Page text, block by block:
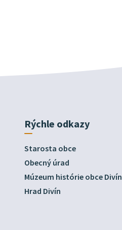
Rýchle odkazy
Starosta obce
Obecný úrad
Múzeum histórie obce Divín
Hrad Divín